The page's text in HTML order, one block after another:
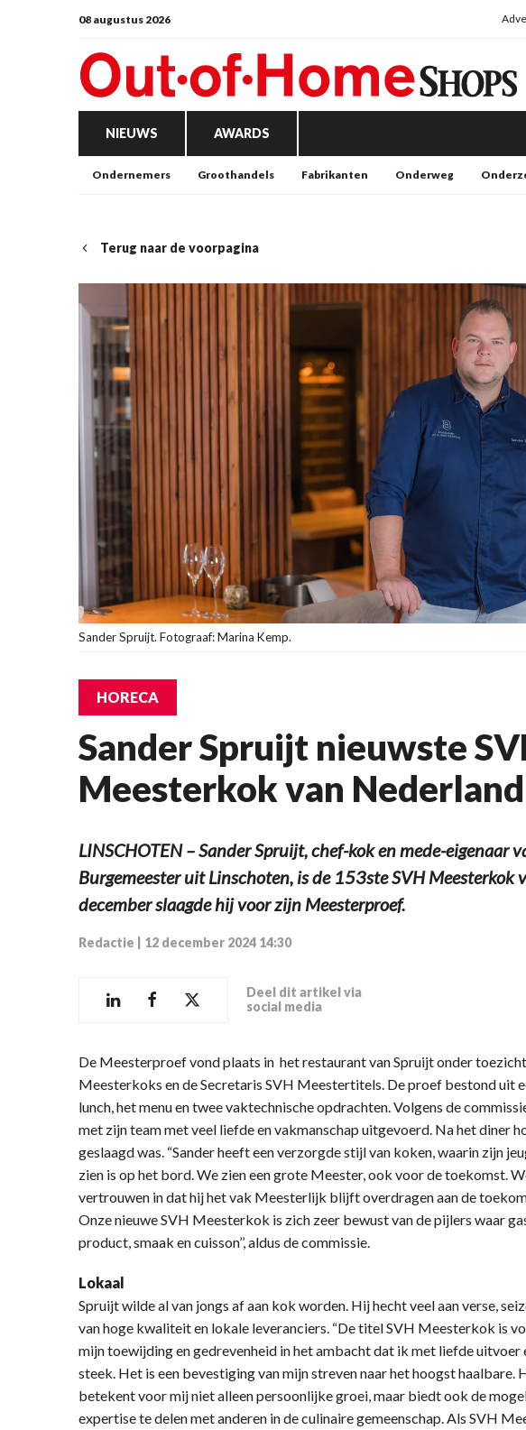
08 augustus 2026
NIEUWS AWARDS
Ondernemers Groothandels Fabrikanten Onderweg
Terug naar de voorpagina
Sander Spruijt. Fotograaf: Marina Kemp.
HORECA
Sander Spruijt nieuwste
Meesterkok van Nederland
LINSCHOTEN – Sander Spruijt, chef-kok en mede-eigenaar
Burgemeester uit Linschoten, is de 153ste SVH Meesterkok
december slaagde hij voor zijn Meesterproef.
Redactie 12 december 2024 14:30
Deel dit artikel via
social media
De Meesterproef vond plaats in het restaurant van Spruijt onder
Meesterkoks en de Secretaris SVH Meestertitels. De proef bestond uit
lunch, het menu en twee vaktechnische opdrachten. Volgens de
met zijn team met veel liefde en vakmanschap uitgevoerd. Na het diner
geslaagd was. “Sander heeft een verzorgde stijl van koken, waarin zijn
zien is op het bord. We zien een grote Meester, ook voor de toekomst.
vertrouwen in dat hij het vak Meesterlijk blijft overdragen aan de
Onze nieuwe SVH Meesterkok is zich zeer bewust van de pijlers waar
product, smaak en cuisson’’, aldus de commissie.
Lokaal
Spruijt wilde al van jongs af aan kok worden. Hij hecht veel aan verse,
van hoge kwaliteit en lokale leveranciers. “De titel SVH Meesterkok is
mijn toewijding en gedrevenheid in het ambacht dat ik met liefde uitvoer
steek. Het is een bevestiging van mijn streven naar het hoogst haalbare.
betekent voor mij niet alleen persoonlijke groei, maar biedt ook de
expertise te delen met anderen in de culinaire gemeenschap. Als SVH